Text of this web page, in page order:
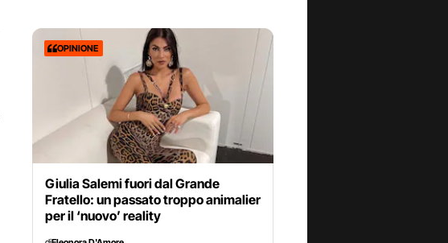
OPINIONE
Giulia Salemi fuori dal Grande
Fratello: un passato troppo animalier
per il ‘nuovo’ reality